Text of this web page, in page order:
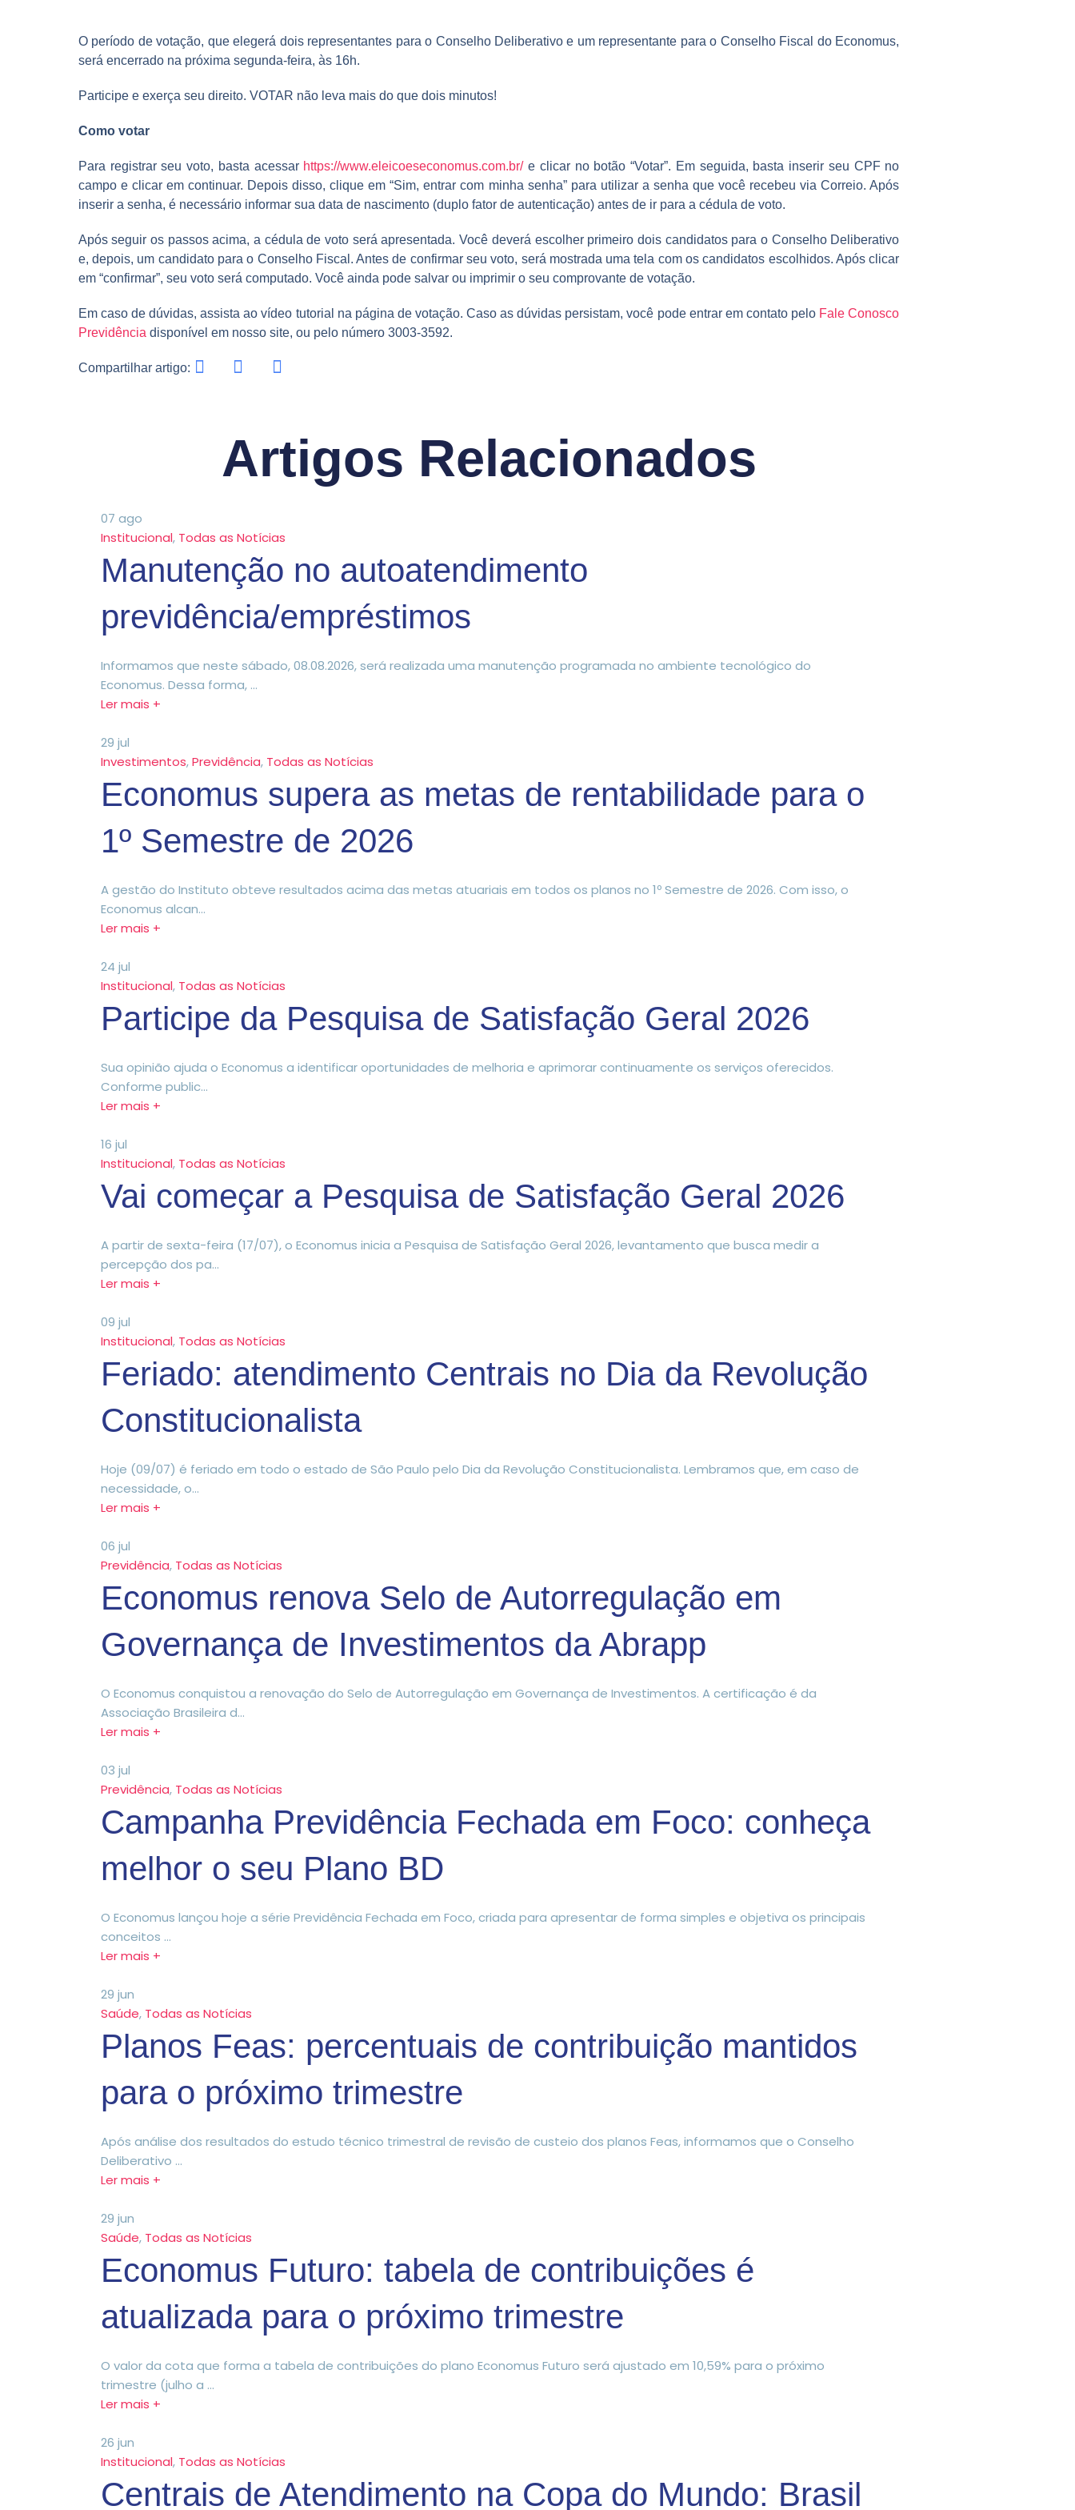
O período de votação, que elegerá dois representantes para o Conselho Deliberativo e um representante para o Conselho Fiscal do Economus,
será encerrado na próxima segunda-feira, às 16h.
Participe e exerça seu direito. VOTAR não leva mais do que dois minutos!
Como votar
Para registrar seu voto, basta acessar https://www.eleicoeseconomus.com.br/e clicar no botão “Votar”. Em seguida, basta inserir seu CPF no
campo e clicar em continuar. Depois disso, clique em “Sim, entrar com minha senha” para utilizar a senha que você recebeu via Correio. Após
inserir a senha, é necessário informar sua data de nascimento (duplo fator de autenticação) antes de ir para a cédula de voto.
Após seguir os passos acima, a cédula de voto será apresentada. Você deverá escolher primeiro dois candidatos para o Conselho Deliberativo
e, depois, um candidato para o Conselho Fiscal. Antes de confirmar seu voto, será mostrada uma tela com os candidatos escolhidos. Após clicar
em “confirmar”, seu voto será computado. Você ainda pode salvar ou imprimir o seu comprovante de votação.
Em caso de dúvidas, assista ao vídeo tutorial na página de votação. Caso as dúvidas persistam, você pode entrar em contato pelo Fale Conosco
Previdência disponível em nosso site, ou pelo número 3003-3592.
Compartilhar artigo:
Artigos Relacionados
07 ago
Institucional, Todas as Notícias
Manutenção no autoatendimento
previdência/empréstimos
Informamos que neste sábado, 08.08.2026, será realizada uma manutenção programada no ambiente tecnológico do
Economus. Dessa forma, ...
Ler mais +
29 jul
Investimentos,Previdência, Todas as Notícias
Economus supera as metas de rentabilidade para o
1º Semestre de 2026
A gestão do Instituto obteve resultados acima das metas atuariais em todos os planos no 1º Semestre de 2026. Com isso, o
Economus alcan...
Ler mais +
24 jul
Institucional, Todas as Notícias
Participe da Pesquisa de Satisfação Geral 2026
Sua opinião ajuda o Economus a identificar oportunidades de melhoria e aprimorar continuamente os serviços oferecidos.
Conforme public...
Ler mais +
16 jul
Institucional, Todas as Notícias
Vai começar a Pesquisa de Satisfação Geral 2026
A partir de sexta-feira (17/07), o Economus inicia a Pesquisa de Satisfação Geral 2026, levantamento que busca medir a
percepção dos pa...
Ler mais +
09 jul
Institucional, Todas as Notícias
Feriado: atendimento Centrais no Dia da Revolução
Constitucionalista
Hoje (09/07) é feriado em todo o estado de São Paulo pelo Dia da Revolução Constitucionalista. Lembramos que, em caso de
necessidade, o...
Ler mais +
06 jul
Previdência, Todas as Notícias
Economus renova Selo de Autorregulação em
Governança de Investimentos da Abrapp
O Economus conquistou a renovação do Selo de Autorregulação em Governança de Investimentos. A certificação é da
Associação Brasileira d...
Ler mais +
03 jul
Previdência, Todas as Notícias
Campanha Previdência Fechada em Foco: conheça
melhor o seu Plano BD
O Economus lançou hoje a série Previdência Fechada em Foco, criada para apresentar de forma simples e objetiva os principais
conceitos ...
Ler mais +
29 jun
Saúde, Todas as Notícias
Planos Feas: percentuais de contribuição mantidos
para o próximo trimestre
Após análise dos resultados do estudo técnico trimestral de revisão de custeio dos planos Feas, informamos que o Conselho
Deliberativo ...
Ler mais +
29 jun
Saúde, Todas as Notícias
Economus Futuro: tabela de contribuições é
atualizada para o próximo trimestre
O valor da cota que forma a tabela de contribuições do plano Economus Futuro será ajustado em 10,59% para o próximo
trimestre (julho a ...
Ler mais +
26 jun
Institucional, Todas as Notícias
Centrais de Atendimento na Copa do Mundo: Brasil